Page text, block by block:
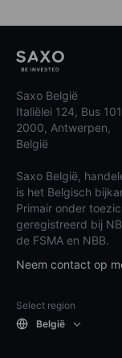
Saxo België
Italiëlei 124, Bus 101
2000, Antwerpen,
België
Saxo België,
is het Belgisch
Primair onder
geregistreerd bij
de FSMA en NBB.
Neem contact op
Select region
België